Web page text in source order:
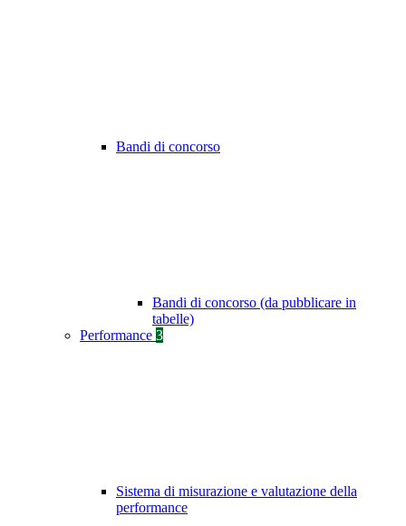
Bandi di concorso
Bandi di concorso (da pubblicare in
tabelle)
Performance 3
Sistema di misurazione e valutazione della
performance